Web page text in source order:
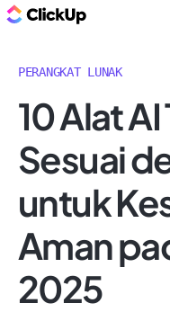
PERANGKAT LUNAK
10 Alat
Sesuai
untuk
Aman
2025